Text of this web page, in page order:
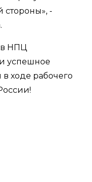
-
НПЦ
успешное
ходе рабочего